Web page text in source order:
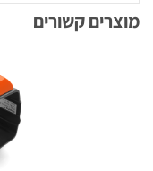
מוצרים קשורים